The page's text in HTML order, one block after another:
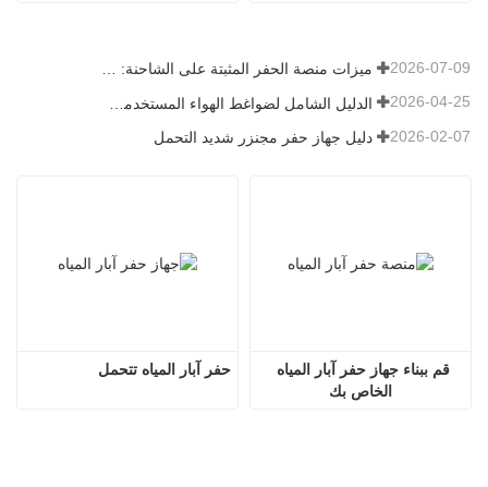
ميزات منصة الحفر المثبتة على الشاحنة: دليل شامل لعام 2026 2026-07-09
2026-04-25
دليل جهاز حفر مجنزر شديد التحمل 2026-02-07
حفر آبار المياه تتحمل
الخاص بك